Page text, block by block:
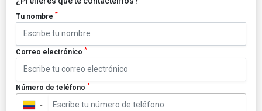
Tu nombre *
Correo electrónico *
Número de teléfono *
▼